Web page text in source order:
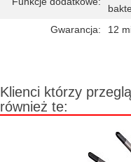
Gwarancja:
12
Klienci którzy
również te: